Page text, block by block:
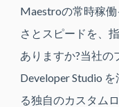
Maestroの常時稼
さとスピードを、
ありますか?当社の
Developer Studio
る独自のカスタム